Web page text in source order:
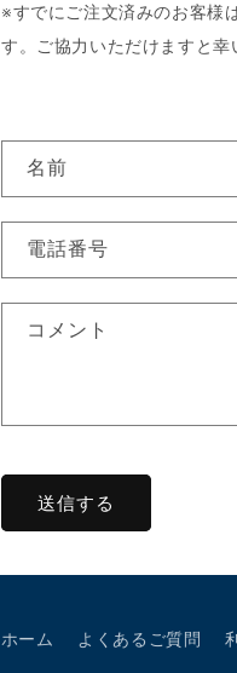
※すでにご注文済みのお客様
す。ご協力いただけますと幸
お問い合わせフォ
名前
電話番号
コメント
送信する
ホーム よくあるご質問